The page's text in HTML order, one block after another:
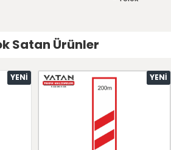
Satan Ürünler
YENI YENI